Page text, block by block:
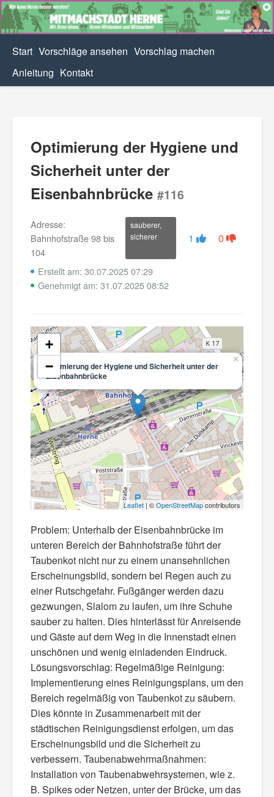
Start Vorschläge ansehen Vorschlag machen
Anleitung Kontakt
Optimierung der Hygiene und
Sicherheit unter der
Eisenbahnbrücke #116
Adresse:
Bahnhofstraße 98 bis
104
sauberer,
sicherer
1 0
Erstellt am: 30.07.2025 07:29
Genehmigt am: 31.07.2025 08:52
Optimierung der Hygiene und Sicherheit unter der
Eisenbahnbrücke
×
+
−
Leaflet | ©OpenStreetMapcontributors
Problem: Unterhalb der Eisenbahnbrücke im
unteren Bereich der Bahnhofstraße führt der
Taubenkot nicht nur zu einem unansehnlichen
Erscheinungsbild, sondern bei Regen auch zu
einer Rutschgefahr. Fußgänger werden dazu
gezwungen, Slalom zu laufen, um ihre Schuhe
sauber zu halten. Dies hinterlässt für Anreisende
und Gäste auf dem Weg in die Innenstadt einen
unschönen und wenig einladenden Eindruck.
Lösungsvorschlag: Regelmäßige Reinigung:
Implementierung eines Reinigungsplans, um den
Bereich regelmäßig von Taubenkot zu säubern.
Dies könnte in Zusammenarbeit mit der
städtischen Reinigungsdienst erfolgen, um das
Erscheinungsbild und die Sicherheit zu
verbessern. Taubenabwehrmaßnahmen:
Installation von Taubenabwehrsystemen, wie z.
B. Spikes oder Netzen, unter der Brücke, um das